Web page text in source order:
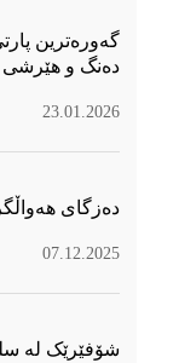
گەورەترین
دەنگ و هێرشی
23.01.2026
دەزگای
07.12.2025
شۆفێرێک لە